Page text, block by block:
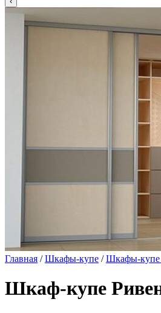
Главная /Шкафы-купе /Шкафы-купе
Шкаф-купе